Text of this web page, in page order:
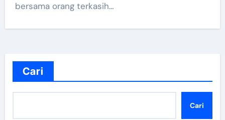
bersama orang terkasih…
Cari
Cari